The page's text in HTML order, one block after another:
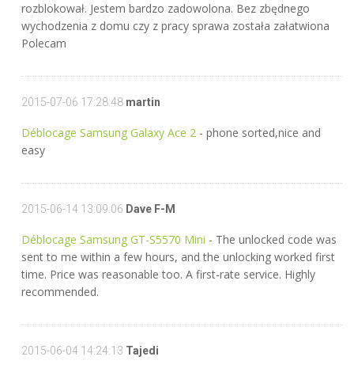
rozblokował. Jestem bardzo zadowolona. Bez zbędnego
wychodzenia z domu czy z pracy sprawa została załatwiona
Polecam
2015-07-06 17:28:48 martin
Déblocage Samsung Galaxy Ace 2 - phone sorted,nice and
easy
2015-06-14 13:09:06 Dave F-M
Déblocage Samsung GT-S5570 Mini - The unlocked code was
sent to me within a few hours, and the unlocking worked first
time. Price was reasonable too. A first-rate service. Highly
recommended.
2015-06-04 14:24:13 Tajedi